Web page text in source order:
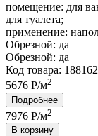
помещение: для
для туалета;
применение:
Обрезной: да
Обрезной: да
Код товара: 188162
5676 Р/м2
Подробнее
7976 Р/м2
В корзину